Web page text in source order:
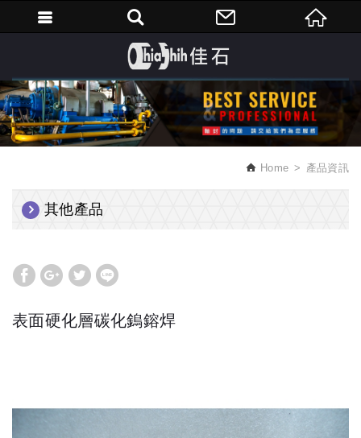
Home 產品資訊
其他產品
表面硬化層碳化鎢鎔焊
繁體中文